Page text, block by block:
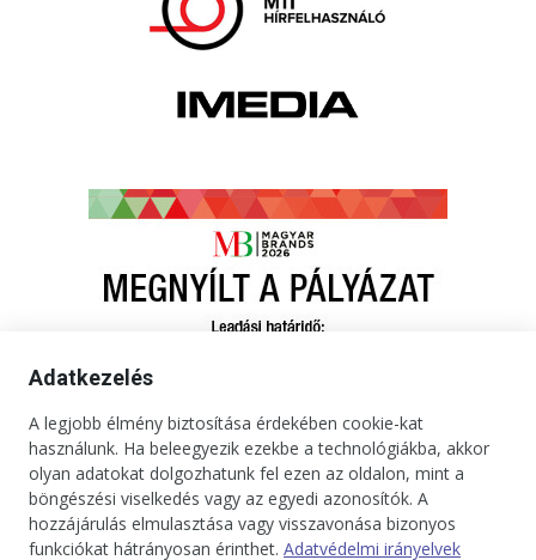
Adatkezelés
A legjobb élmény biztosítása érdekében cookie-kat
használunk. Ha beleegyezik ezekbe a technológiákba, akkor
olyan adatokat dolgozhatunk fel ezen az oldalon, mint a
böngészési viselkedés vagy az egyedi azonosítók. A
hozzájárulás elmulasztása vagy visszavonása bizonyos
funkciókat hátrányosan érinthet. Adatvédelmi irányelvek